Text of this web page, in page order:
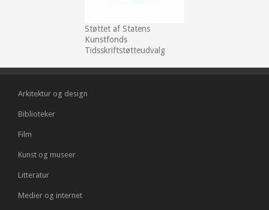
Støttet af Statens
Kunstfonds
Tidsskriftstøtteudvalg
Arkitektur og design
Biblioteker
Film
Kunst og museer
Litteratur
Medier og internet